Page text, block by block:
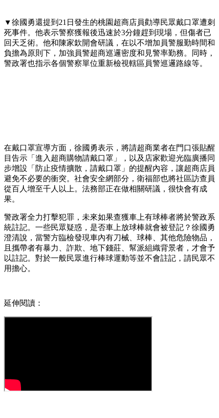
▼徐國勇還提到21日發生的桃園超商店員勸導民眾戴口罩遭刺
死事件。他表示警察獲報後迅速於3分鐘趕到現場，但傷者已
回天乏術。他和陳家欽開會研議，在以不增加員警服勤時間和
負擔為原則下，加強員警超商巡邏密度和見警率勤務。同時，
警政署也指示各個警察單位重新檢視轄區員警巡邏路線等。
在戴口罩宣導方面，徐國勇表示，將請超商業者在門口張貼醒
目告示「進入超商購物請戴口罩」，以及店家歡迎光臨廣播同
步增設「防止疫情擴散，請戴口罩」的提醒內容，讓超商店員
避免不必要的衝突。社會安全網部分，衛福部也將社區訪查員
從百人增至千人以上。法務部正在做相關研議，很快會有成
果。
警政署全力打擊犯罪，未來如果查獲車上有球棒者將於警政系
統註記。一些民眾疑惑，是否車上放球棒就會被登記？徐國勇
澄清說，當警方臨檢發現車內有刀械、球棒、其他危險物品，
且攜帶者有暴力、詐欺、地下錢莊、幫派組織背景者，才會予
以註記。對於一般民眾進行棒球運動等並不會註記，請民眾不
用擔心。
延伸閱讀：